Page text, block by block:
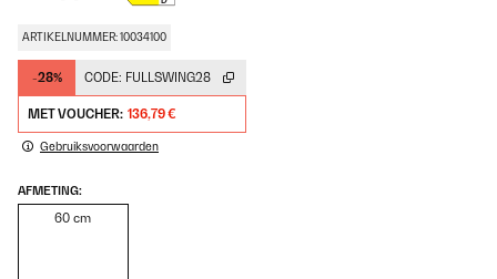
ARTIKELNUMMER: 10034100
-28% CODE: FULLSWING28
MET VOUCHER: 136,79 €
Gebruiksvoorwaarden
AFMETING:
60 cm